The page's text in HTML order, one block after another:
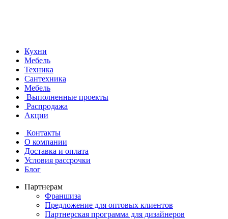
Кухни
Мебель
Техника
Сантехника
Мебель
Выполненные проекты
Распродажа
Акции
Контакты
О компании
Доставка и оплата
Условия рассрочки
Блог
Партнерам
Франшиза
Предложение для оптовых клиентов
Партнерская программа для дизайнеров